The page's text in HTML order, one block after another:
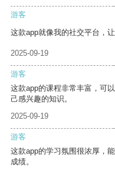
游客
这款app就像我的社交平台，
2025-09-19
游客
这款app的课程非常丰富，可
己感兴趣的知识。
2025-09-19
游客
这款app的学习氛围很浓厚，
成绩。